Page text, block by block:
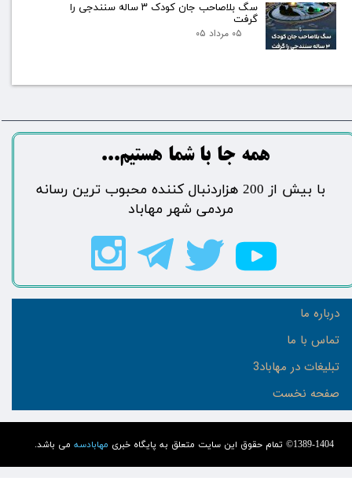
سگ بلاصاحب جان کودک ۳ ساله سنندجی را
گرفت
۰۵ مرداد ۰۵
1389-1404© تمام حقوق این سایت متعلق به پایگاه خبری مهابادسه می باشد.
درباره ما
تماس با ما
تبلیغات در مهاباد3
صفحه نخست
​​​همه جا با شما هستیم...​​​​​​​​​​​​​​
​با بیش از 200 هزاردنبال کننده محبوب ترین رسانه
مردمی شهر مهاباد​​​​​​​​​​​​​​